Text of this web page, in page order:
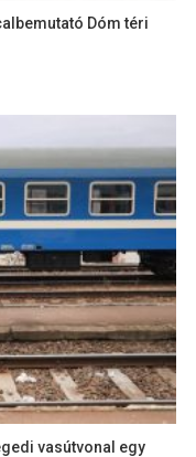
Dóm téri
vasútvonal egy